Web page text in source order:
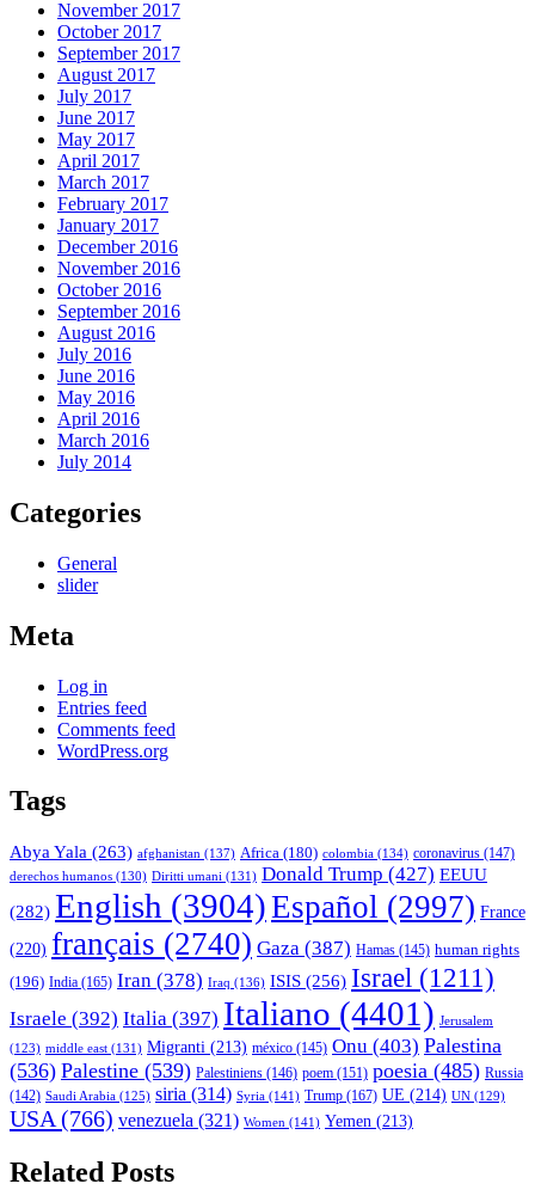
November 2017
October 2017
September 2017
August 2017
July 2017
June 2017
May 2017
April 2017
March 2017
February 2017
January 2017
December 2016
November 2016
October 2016
September 2016
August 2016
July 2016
June 2016
May 2016
April 2016
March 2016
July 2014
Categories
General
slider
Meta
Log in
Entries feed
Comments feed
WordPress.org
Tags
Abya Yala (263) afghanistan (137) Africa (180) colombia (134) coronavirus (147)
derechos humanos (130) Diritti umani (131) Donald Trump (427) EEUU
(282) English (3904)Español (2997) France
(220) français (2740) Gaza (387) Hamas (145) human rights
(196) India (165) Iran (378) Iraq (136) ISIS (256) Israel (1211)
Israele (392) Italia (397) Italiano (4401) Jerusalem
(123) middle east (131) Migranti (213) méxico (145) Onu (403) Palestina
(536) Palestine (539) Palestiniens (146) poem (151) poesia (485) Russia
(142) Saudi Arabia (125) siria (314) Syria (141) Trump (167) UE (214) UN (129)
USA (766) venezuela (321) Women (141) Yemen (213)
Related Posts